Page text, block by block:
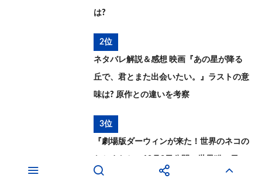
は?
2位
ネタバレ解説＆感想 映画『あの星が降る
丘で、君とまた出会いたい。』ラストの意
味は? 原作との違いを考察
3位
『劇場版ダーウィンが来た！世界のネコの
予告映像＆場面写真解禁